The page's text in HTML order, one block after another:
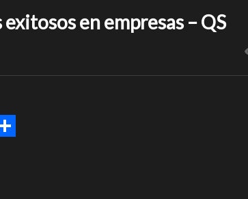
en empresas – QS